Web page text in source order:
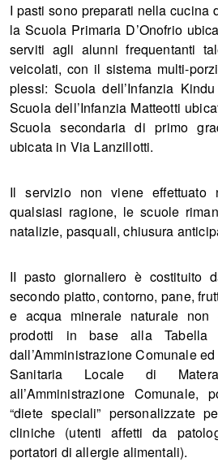
I pasti sono preparati nella cucina
la Scuola Primaria D’Onofrio
serviti agli alunni frequentanti
veicolati, con il sistema multi-
plessi: Scuola dell’Infanzia
Scuola dell’Infanzia Matteotti
Scuola secondaria di primo
ubicata in Via Lanzillotti.
Il servizio non viene
qualsiasi ragione, le scuole
natalizie, pasquali, chiusura
II pasto giornaliero è costituito
secondo piatto, contorno, pane,
e acqua minerale naturale
prodotti in base alla Tabella
dall’Amministrazione Comunale
Sanitaria Locale di
all’Amministrazione Comunale,
“diete speciali” personalizzate
cliniche (utenti affetti da
portatori di allergie alimentali).